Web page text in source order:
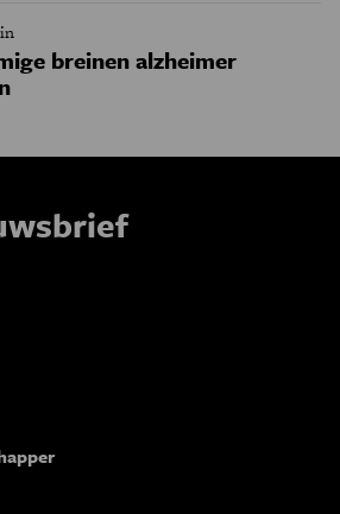
breinen alzheimer